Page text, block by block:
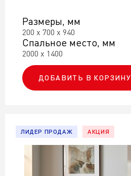
Размеры, мм
200 х 700 х 940
Спальное место, мм
2000 х 1400
ДОБАВИТЬ В КОРЗИНУ
ЛИДЕР ПРОДАЖ АКЦИЯ